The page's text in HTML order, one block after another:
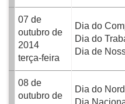
07 de
outubro de
2014
terça-feira
Dia do
Dia do
Dia de
08 de
outubro de
Dia do
Dia